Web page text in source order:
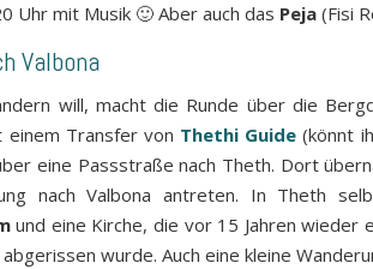
Uhr mit Musik 🙂 Aber auch das Peja (Fisi
Valbona
will, macht die Runde über die
einem Transfer von Thethi Guide (könnt
eine Passstraße nach Theth. Dort
nach Valbona antreten. In Theth
und eine Kirche, die vor 15 Jahren wieder
wurde. Auch eine kleine